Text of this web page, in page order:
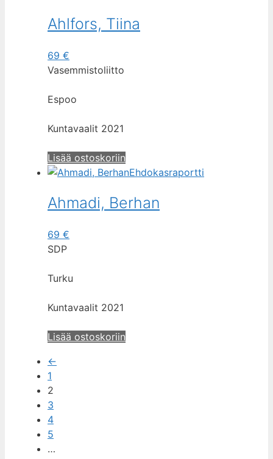
Ahlfors, Tiina
69 €
Vasemmistoliitto
Espoo
Kuntavaalit 2021
Lisää ostoskoriin
Ehdokasraportti
Ahmadi, Berhan
69 €
SDP
Turku
Kuntavaalit 2021
Lisää ostoskoriin
←
1
2
3
4
5
…